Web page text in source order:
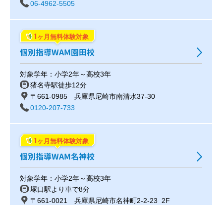
06-4962-5505
1 ヶ月無料体験対象
個別指導WAM園田校
対象学年：小学2年～高校3年
猪名寺駅徒歩12分
〒661-0985 兵庫県尼崎市南清水37-30
0120-207-733
1 ヶ月無料体験対象
個別指導WAM名神校
対象学年：小学2年～高校3年
塚口駅より車で8分
〒661-0021 兵庫県尼崎市名神町2-2-23 2F